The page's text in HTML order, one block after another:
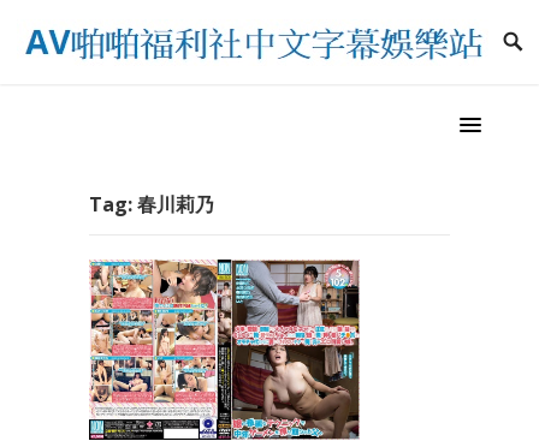
Tag:春川莉乃